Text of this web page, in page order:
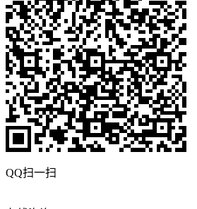
QQ扫一扫